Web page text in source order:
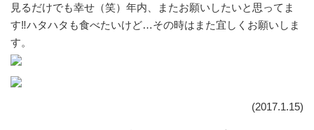
見るだけでも幸せ（笑）年内、またお願いしたいと思ってま
す‼︎ハタハタも食べたいけど…その時はまた宜しくお願いしま
す。
(2017.1.15)